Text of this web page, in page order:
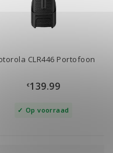
CLR446 Portofoon
€139.99
Op voorraad